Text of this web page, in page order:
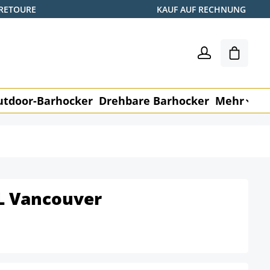
KAUF AUF RECHNUNG
Barhocker Drehbare Barhocker Mehr
Vancouver